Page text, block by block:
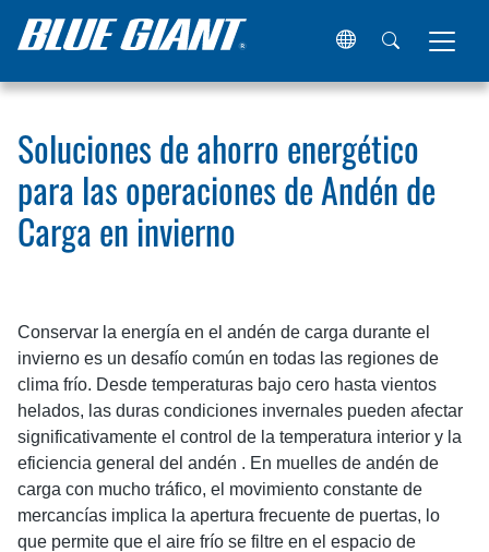
Hogar Recursos Artículos Soluciones de ahorro
Soluciones de ahorro energético
para las operaciones de Andén de
Carga en invierno
Conservar la energía en el andén de carga durante el
invierno es un desafío común en todas las regiones de
clima frío. Desde temperaturas bajo cero hasta vientos
helados, las duras condiciones invernales pueden afectar
significativamente el control de la temperatura interior y la
eficiencia general del andén . En muelles de andén de
carga con mucho tráfico, el movimiento constante de
mercancías implica la apertura frecuente de puertas, lo
que permite que el aire frío se filtre en el espacio de